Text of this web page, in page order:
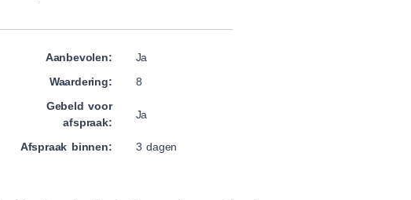
Aanbevolen:
Ja
Waardering:
8
Gebeld voor
afspraak:
Ja
Afspraak binnen: 3 dagen